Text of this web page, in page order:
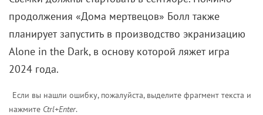
продолжения «Дома мертвецов» Болл также
планирует запустить в производство экранизацию
Alone in the Dark, в основу которой ляжет игра
2024 года.
Если вы нашли ошибку, пожалуйста, выделите фрагмент текста и
нажмите Ctrl+Enter.